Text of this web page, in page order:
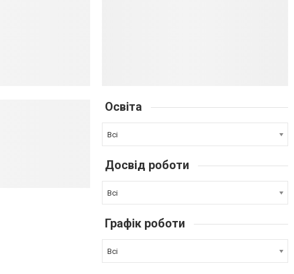
Освіта
Всі
Досвід роботи
Всі
Графік роботи
Всі